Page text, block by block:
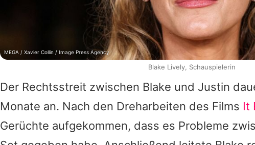
Der Rechtsstreit zwischen Blake und Justin
Monate an. Nach den Dreharbeiten des Films It
Gerüchte aufgekommen, dass es Probleme
MEGA / Xavier Collin / Image Press Agency
Blake Lively, Schauspielerin